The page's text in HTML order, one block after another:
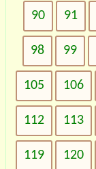
90 91
98 99
105 106
112 113
119 120